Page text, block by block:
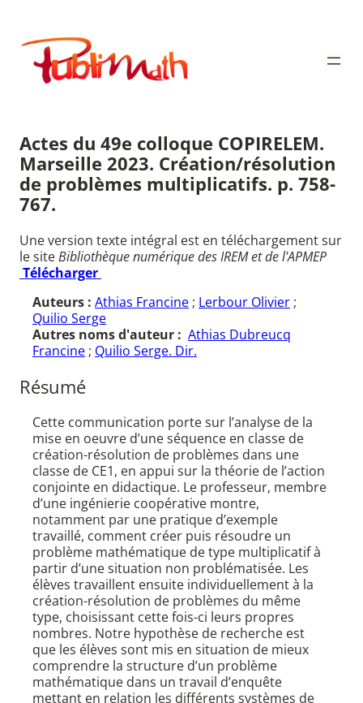
contenu
Publimath
Actes du 49e colloque COPIRELEM.
Marseille 2023. Création/résolution
de problèmes multiplicatifs. p. 758-
767.
Une version texte intégral est en téléchargement sur
le siteBibliothèque numérique des IREM et de l'APMEP
Télécharger
Auteurs : Athias Francine ; Lerbour Olivier ;
Quilio Serge
Autres noms d'auteur : Athias Dubreucq
Francine ; Quilio Serge. Dir.
Résumé
Cette communication porte sur l’analyse de la
mise en oeuvre d’une séquence en classe de
création-résolution de problèmes dans une
classe de CE1, en appui sur la théorie de l’action
conjointe en didactique. Le professeur, membre
d’une ingénierie coopérative montre,
notamment par une pratique d’exemple
travaillé, comment créer puis résoudre un
problème mathématique de type multiplicatif à
partir d’une situation non problématisée. Les
élèves travaillent ensuite individuellement à la
création-résolution de problèmes du même
type, choisissant cette fois-ci leurs propres
nombres. Notre hypothèse de recherche est
que les élèves sont mis en situation de mieux
comprendre la structure d’un problème
mathématique dans un travail d’enquête
mettant en relation les différents systèmes de